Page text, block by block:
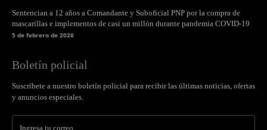
Sentencian a 12 años a Comandante y Suboficial PNP por la compra de
mascarillas e implementos de casi un millón durante pandemia COVID-19
5 de febrero de 2026
Boletín policial
Suscríbete a nuestro boletín policial para recibir las últimas noticias, ofertas
y anuncios especiales.